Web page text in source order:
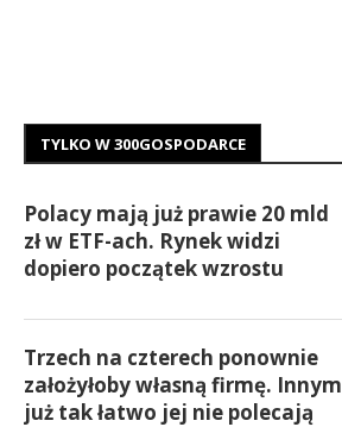
TYLKO W 300GOSPODARCE
Polacy mają już prawie 20 mld
zł w ETF-ach. Rynek widzi
dopiero początek wzrostu
Trzech na czterech ponownie
założyłoby własną firmę. Innym
już tak łatwo jej nie polecają